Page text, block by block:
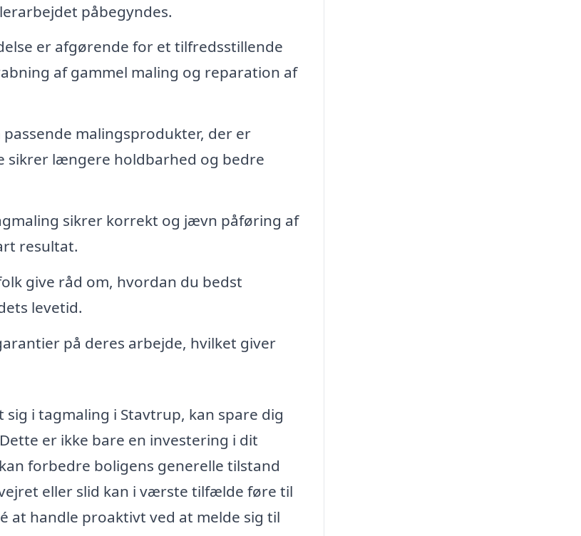
påbegyndes.
er afgørende for et tilfredsstillende
af gammel maling og reparation af
malingsprodukter, der er
sikrer længere holdbarhed og bedre
sikrer korrekt og jævn påføring af
resultat.
give råd om, hvordan du bedst
levetid.
på deres arbejde, hvilket giver
i tagmaling i Stavtrup, kan spare dig
er ikke bare en investering i dit
forbedre boligens generelle tilstand
eller slid kan i værste tilfælde føre til
at handle proaktivt ved at melde sig til